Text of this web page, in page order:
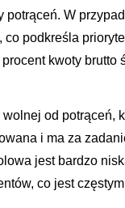
W
podkreśla
kwoty brutto
od potrąceń,
i ma za
jest bardzo
co jest